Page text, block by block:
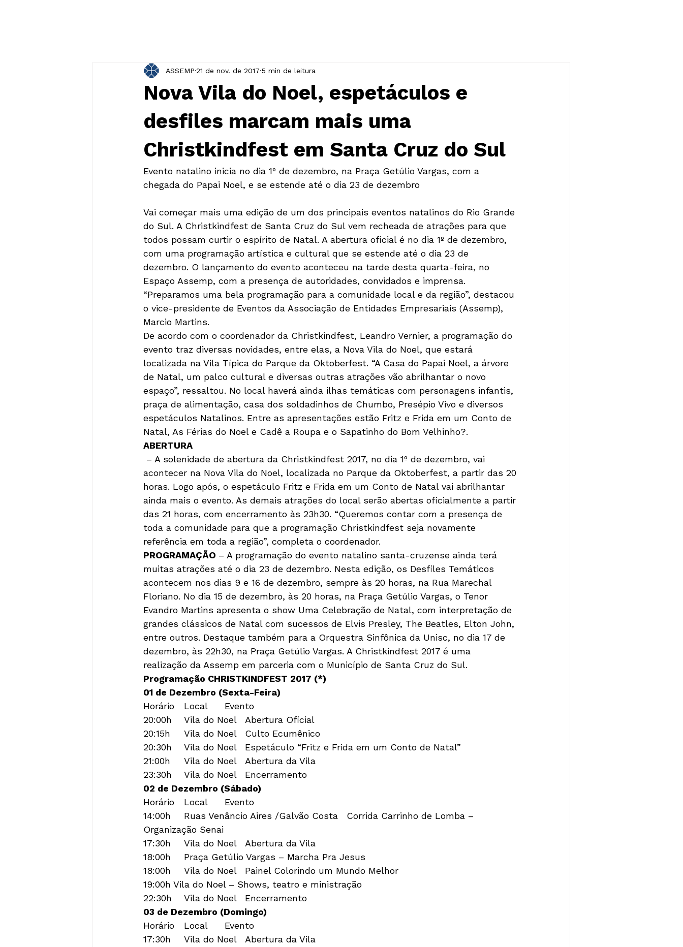
Nova Vila do Noel, espetáculos e
desfiles marcam mais uma
Christkindfest em Santa Cruz do Sul
ASSEMP 21 de nov. de 2017 5 min de leitura
Evento natalino inicia no dia 1º de dezembro, na Praça Getúlio Vargas, com a
Vai começar mais uma edição de um dos principais eventos natalinos do Rio Grande
do Sul. A Christkindfest de Santa Cruz do Sul vem recheada de atrações para que
todos possam curtir o espírito de Natal. A abertura oficial é no dia 1º de dezembro,
com uma programação artística e cultural que se estende até o dia 23 de
dezembro. O lançamento do evento aconteceu na tarde desta quarta-feira, no
Espaço Assemp, com a presença de autoridades, convidados e imprensa.
“Preparamos uma bela programação para a comunidade local e da região”, destacou
o vice-presidente de Eventos da Associação de Entidades Empresariais (Assemp),
Marcio Martins.
De acordo com o coordenador da Christkindfest, Leandro Vernier, a programação do
evento traz diversas novidades, entre elas, a Nova Vila do Noel, que estará
localizada na Vila Típica do Parque da Oktoberfest. “A Casa do Papai Noel, a árvore
de Natal, um palco cultural e diversas outras atrações vão abrilhantar o novo
espaço”, ressaltou. No local haverá ainda ilhas temáticas com personagens infantis,
praça de alimentação, casa dos soldadinhos de Chumbo, Presépio Vivo e diversos
espetáculos Natalinos. Entre as apresentações estão Fritz e Frida em um Conto de
Natal, As Férias do Noel e Cadê a Roupa e o Sapatinho do Bom Velhinho?.
ABERTURA
acontecer na Nova Vila do Noel, localizada no Parque da Oktoberfest, a partir das 20
horas. Logo após, o espetáculo Fritz e Frida em um Conto de Natal vai abrilhantar
ainda mais o evento. As demais atrações do local serão abertas oficialmente a partir
das 21 horas, com encerramento às 23h30. “Queremos contar com a presença de
toda a comunidade para que a programação Christkindfest seja novamente
referência em toda a região”, completa o coordenador.
PROGRAMAÇÃO – A programação do evento natalino santa-cruzense ainda terá
muitas atrações até o dia 23 de dezembro. Nesta edição, os Desfiles Temáticos
acontecem nos dias 9 e 16 de dezembro, sempre às 20 horas, na Rua Marechal
Floriano. No dia 15 de dezembro, às 20 horas, na Praça Getúlio Vargas, o Tenor
Evandro Martins apresenta o show Uma Celebração de Natal, com interpretação de
grandes clássicos de Natal com sucessos de Elvis Presley, The Beatles, Elton John,
entre outros. Destaque também para a Orquestra Sinfônica da Unisc, no dia 17 de
dezembro, às 22h30, na Praça Getúlio Vargas. A Christkindfest 2017 é uma
realização da Assemp em parceria com o Município de Santa Cruz do Sul.
Programação CHRISTKINDFEST 2017 (*)
01 de Dezembro (Sexta-Feira)
Horário	Local	Evento
20:00h	Vila do Noel	Abertura Oficial
20:15h	Vila do Noel	Culto Ecumênico
20:30h	Vila do Noel	Espetáculo “Fritz e Frida em um Conto de Natal”
21:00h	Vila do Noel	Abertura da Vila
23:30h	Vila do Noel	Encerramento
02 de Dezembro (Sábado)
Horário	Local	Evento
14:00h	Ruas Venâncio Aires /Galvão Costa	Corrida Carrinho de Lomba –
Organização Senai
17:30h	Vila do Noel	Abertura da Vila
18:00h	Praça Getúlio Vargas – Marcha Pra Jesus
18:00h	Vila do Noel	Painel Colorindo um Mundo Melhor
19:00h Vila do Noel – Shows, teatro e ministração
22:30h	Vila do Noel	Encerramento
03 de Dezembro (Domingo)
Horário	Local	Evento
17:30h	Vila do Noel	Abertura da Vila